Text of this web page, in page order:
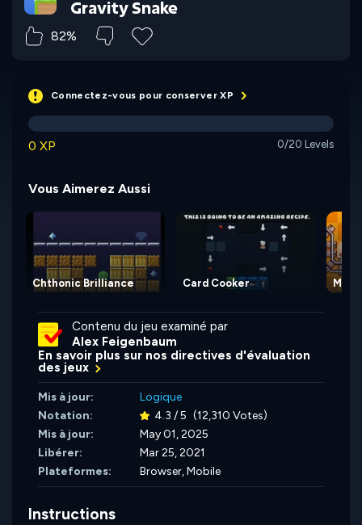
Gravity Snake
82%
Connectez-vous pour conserver XP
0 XP 0/20 Levels
Vous Aimerez Aussi
Chthonic Brilliance Card Cooker
Contenu du jeu examiné par
Alex Feigenbaum
En savoir plus sur nos directives d'évaluation
des jeux
Mis à jour:
Logique
Notation:
4.3 / 5 (12,310 Votes)
Mis à jour:
May 01, 2025
Libérer:
Mar 25, 2021
Plateformes:
Browser, Mobile
Instructions